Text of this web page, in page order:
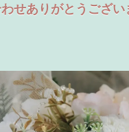
せありがとうござい